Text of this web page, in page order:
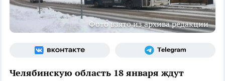
Фото взято из архива редакции
Челябинскую область 18 января ждут